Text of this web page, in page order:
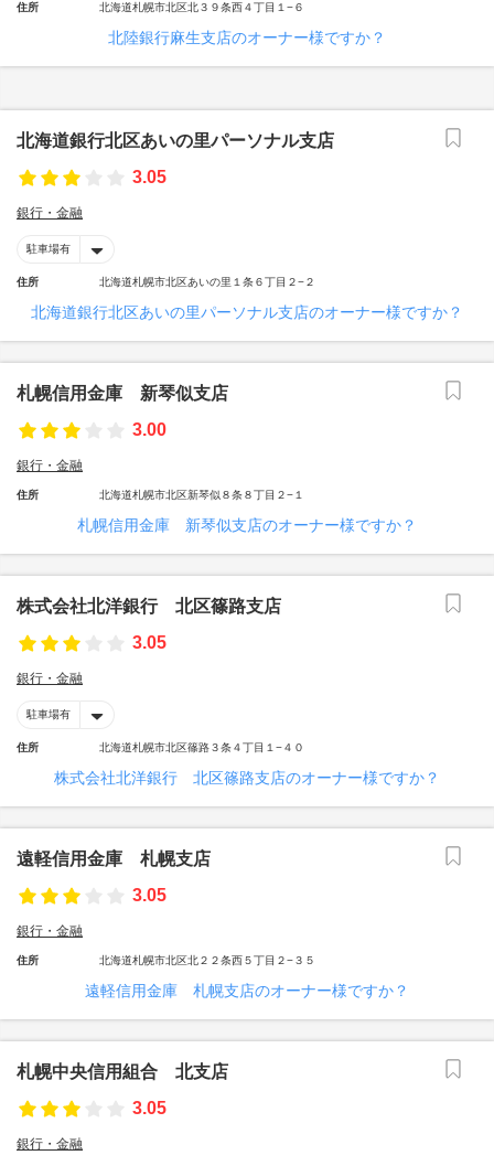
住所 北海道札幌市北区北３９条西４丁目１−６
北陸銀行麻生支店のオーナー様ですか？
北海道銀行北区あいの里パーソナル支店
3.05
銀行・金融
駐車場有
住所 北海道札幌市北区あいの里１条６丁目２−２
北海道銀行北区あいの里パーソナル支店のオーナー様ですか？
札幌信用金庫 新琴似支店
3.00
銀行・金融
住所 北海道札幌市北区新琴似８条８丁目２−１
札幌信用金庫 新琴似支店のオーナー様ですか？
株式会社北洋銀行 北区篠路支店
3.05
銀行・金融
駐車場有
住所 北海道札幌市北区篠路３条４丁目１−４０
株式会社北洋銀行 北区篠路支店のオーナー様ですか？
遠軽信用金庫 札幌支店
3.05
銀行・金融
住所 北海道札幌市北区北２２条西５丁目２−３５
遠軽信用金庫 札幌支店のオーナー様ですか？
札幌中央信用組合 北支店
3.05
銀行・金融